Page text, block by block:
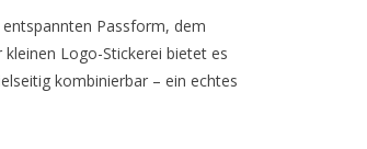
Passform, dem
Logo-Stickerei bietet es
kombinierbar – ein echtes